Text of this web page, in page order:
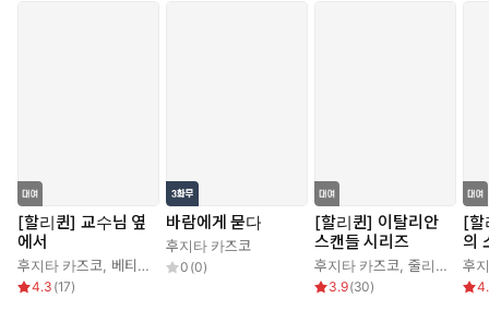
[할리퀸] 교수님 옆
에서
후지타 카즈코 베티 닐스
4.3 (17)
바람에게 묻다
후지타 카즈코
0 (0)
[할리퀸] 이탈리안
스캔들 시리즈
후지타 카즈코 줄리아 제임스
3.9(30)
[할
의
후